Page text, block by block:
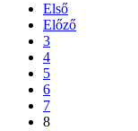
Első
Előző
3
4
5
6
7
8